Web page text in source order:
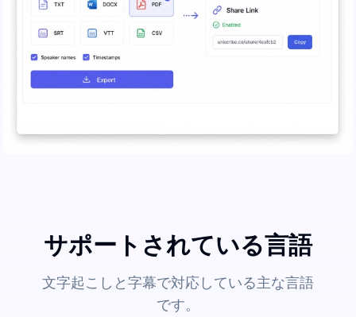
サポートされている言語
文字起こしと字幕で対応している主な言語
です。